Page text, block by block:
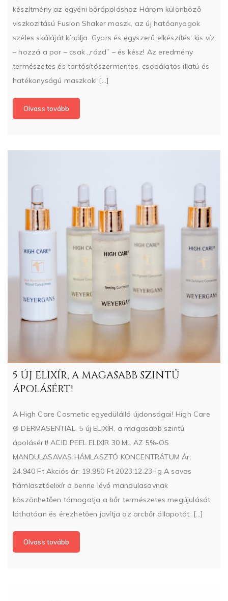
készítmény az egyéni bőrápoláshoz Három különböző
viszkozitású Fusion Shaker maszk, az új hatóanyagok
széles skáláját kínálja. Gyors és egyszerű elkészítés: kis víz
– hozzá a por – csak „rázd” – és kész! Az eredmény
természetes és tartósítószermentes, csodálatos illatú és
hatékonyságú maszkok! […]
Olvass tovább
5 ÚJ ELIXÍR, A MAGASABB SZINTŰ
ÁPOLÁSÉRT!
A High Care Cosmetic egyedülálló újdonságai! High Care
®️ DERMASENTIAL, 5 új ELIXÍR, a magasabb szintű
ápolásért! ACID PEEL ELIXIR 30 ML AZ 5%-OS
MANDULASAVAS HÁMLASZTÓ KONCENTRÁTUM Ár:
24.940 Ft Akciós ár: 19.950 Ft 2023.12.23-ig A savas
hámlasztóelixír a benne lévő mandulasavnak
köszönhetően támogatja a bőr természetes megújulását,
láthatóan és érezhetően javítja az arcbőr állapotát. [...]
Olvass tovább